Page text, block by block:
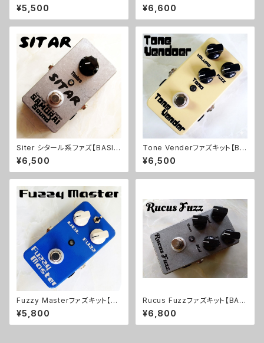
AKS】
¥5,500 FREAKS】
¥6,600
Siter シタール系ファズ【BASIC
KIT】
¥6,500
Tone Venderファズキット【BA
SIC KIT】
¥6,500
Fuzzy Masterファズキット【BA
SIC KIT】
¥5,800
Rucus Fuzzファズキット【BASI
C KIT】
¥6,800